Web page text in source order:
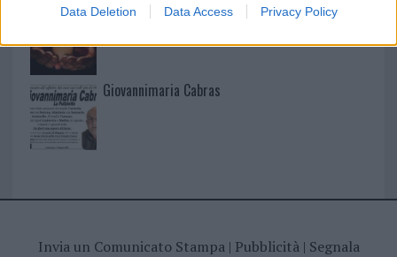
Data Deletion Data Access Privacy Policy
I nostri cari
Giovannimaria Cabras
Invia un Comunicato Stampa| Pubblicità| Segnala